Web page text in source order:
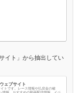
イト」から抽出してい
ェブサイト
トです。レース情報や払戻金の確